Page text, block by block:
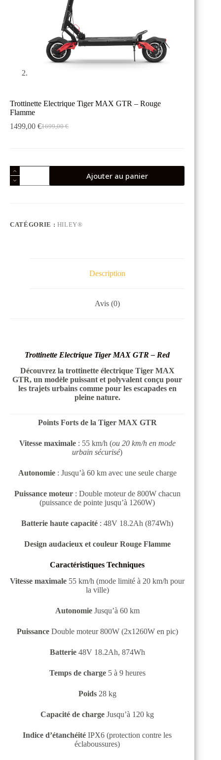
Trottinette Electrique Tiger MAX GTR – Rouge
Flamme
1699,00€
Le
1699,00 €.
1499,00 €Le
1499,00 €.
quantité
de
Trottinette
-
Ajouter au panier
CATÉGORIE : HILEY®
Description
Avis (0)
Trottinette Electrique Tiger MAX GTR – Red
Découvrez la trottinette électrique Tiger MAX
GTR, un modèle puissant et polyvalent conçu pour
les trajets urbains comme pour les escapades en
pleine nature.
Points Forts de la Tiger MAX GTR
Vitesse maximale: 55 km/h (ou 20 km/h en mode
urbain sécurisé)
Autonomie: Jusqu’à 60 km avec une seule charge
Puissance moteur: Double moteur de 800W chacun
(puissance de pointe jusqu’à 1260W)
Batterie haute capacité : 48V 18.2Ah (874Wh)
Design audacieux et couleur Rouge Flamme
Caractéristiques Techniques
Vitesse maximale 55 km/h (mode limité à 20 km/h pour
la ville)
AutonomieJusqu’à 60 km
PuissanceDouble moteur 800W (2x1260W en pic)
Batterie48V 18.2Ah, 874Wh
Temps de charge5 à 9 heures
Poids28 kg
Capacité de charge Jusqu’à 120 kg
Indice d’étanchéité IPX6 (protection contre les
éclaboussures)